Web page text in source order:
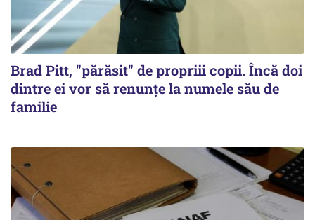
Brad Pitt, "părăsit" de propriii copii. Încă doi
dintre ei vor să renunțe la numele său de
familie